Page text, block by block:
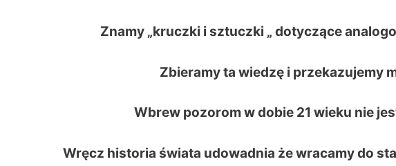
Znamy „kruczki i sztuczki „ dotyczące
Zbieramy ta wiedzę i przekazujemy
Wbrew pozorom w dobie 21 wieku nie
Wręcz historia świata udowadnia że wracamy do